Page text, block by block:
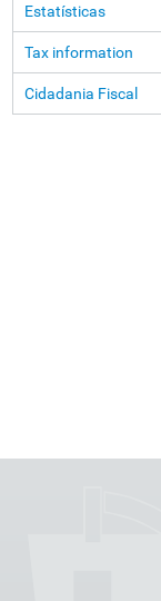
Estatísticas
Tax information
Cidadania Fiscal